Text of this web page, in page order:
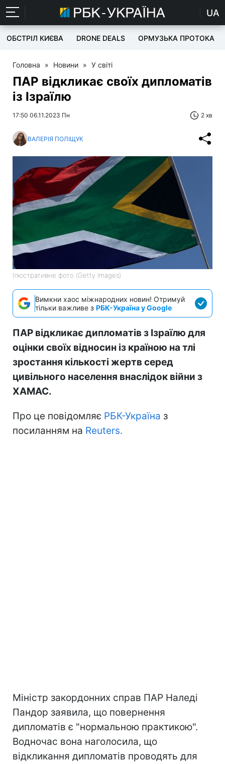
UA
ОБСТРІЛ КИЄВА DRONE DEALS ОРМУЗЬКА ПРОТОКА
Головна » Новини » У світі
ПАР відкликає своїх дипломатів
із Ізраїлю
17:50 06.11.2023 Пн 2 хв
ВАЛЕРІЯ ПОЛІЩУК
Ілюстративне фото (Getty Images)
Вимкни хаос міжнародних новин! Отримуй
тільки важливе з РБК-Україна у Google
ПАР відкликає дипломатів з Ізраїлю для
оцінки своїх відносин із країною на тлі
зростання кількості жертв серед
цивільного населення внаслідок війни з
ХАМАС.
Про це повідомляє РБК-Україна з
посиланням на Reuters.
Міністр закордонних справ ПАР Наледі
Пандор заявила, що повернення
дипломатів є "нормальною практикою".
Водночас вона наголосила, що
відкликання дипломатів проводять для